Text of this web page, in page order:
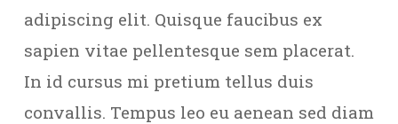
adipiscing elit. Quisque faucibus ex
sapien vitae pellentesque sem placerat.
In id cursus mi pretium tellus duis
convallis. Tempus leo eu aenean sed diam